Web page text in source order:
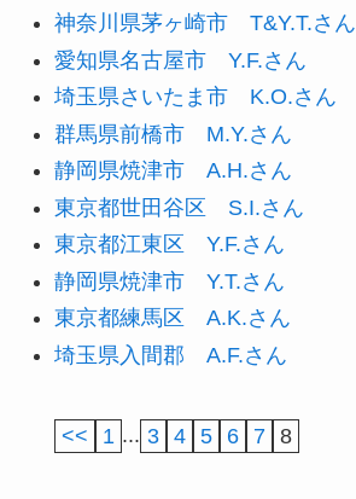
神奈川県茅ヶ崎市 T&Y.T.さん
愛知県名古屋市 Y.F.さん
埼玉県さいたま市 K.O.さん
群馬県前橋市 M.Y.さん
静岡県焼津市 A.H.さん
東京都世田谷区 S.I.さん
東京都江東区 Y.F.さん
静岡県焼津市 Y.T.さん
東京都練馬区 A.K.さん
埼玉県入間郡 A.F.さん
<< 1 ... 3 4 5 6 7 8